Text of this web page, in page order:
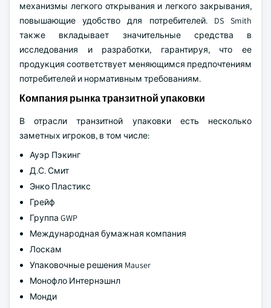
механизмы легкого открывания и легкого закрывания,
повышающие удобство для потребителей. DS Smith
также вкладывает значительные средства в
исследования и разработки, гарантируя, что ее
продукция соответствует меняющимся предпочтениям
потребителей и нормативным требованиям.
Компания рынка транзитной упаковки
В отрасли транзитной упаковки есть несколько
заметных игроков, в том числе:
Ауэр Пэкинг
Д.С. Смит
Энко Пластикс
Грейф
Группа GWP
Международная бумажная компания
Лоскам
Упаковочные решения Mauser
Монофло Интернэшнл
Монди